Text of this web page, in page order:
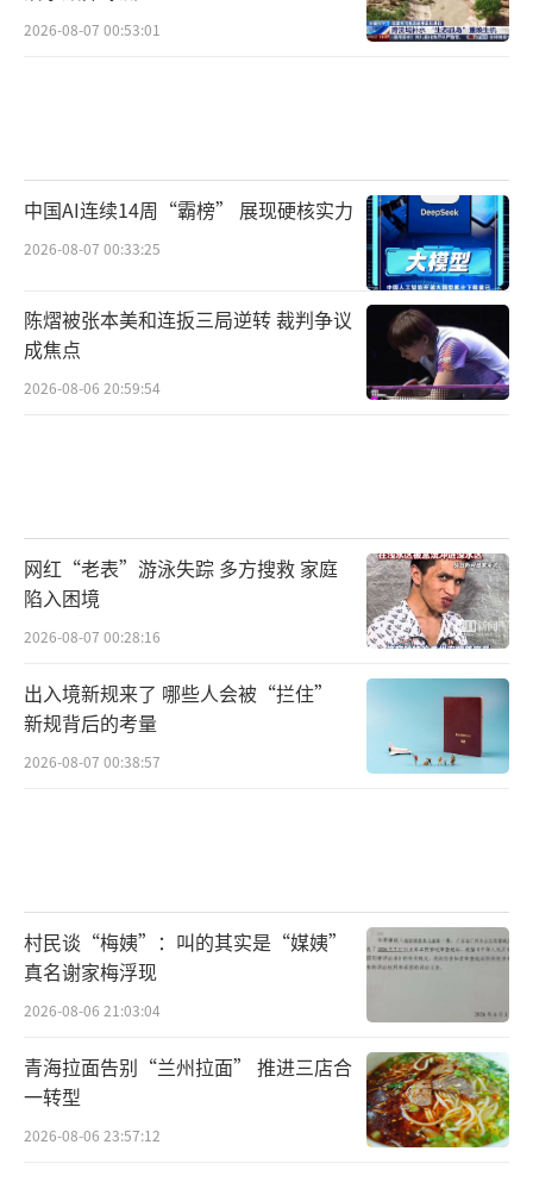
2026-08-07 00:53:01
中国AI连续14周“霸榜” 展现硬核实力
2026-08-07 00:33:25
陈熠被张本美和连扳三局逆转 裁判争议
成焦点
2026-08-06 20:59:54
网红“老表”游泳失踪 多方搜救 家庭
陷入困境
2026-08-07 00:28:16
出入境新规来了 哪些人会被“拦住”
新规背后的考量
2026-08-07 00:38:57
村民谈“梅姨”：叫的其实是“媒姨”
真名谢家梅浮现
2026-08-06 21:03:04
青海拉面告别“兰州拉面” 推进三店合
一转型
2026-08-06 23:57:12